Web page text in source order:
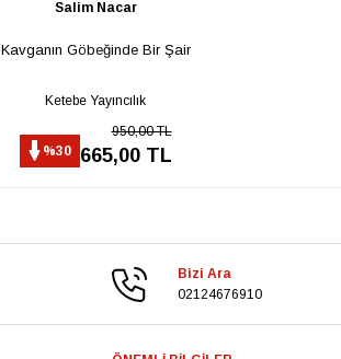
Salim Nacar
Kavganın Göbeğinde Bir Şair
Ketebe Yayıncılık
%30
950,00 TL
665,00 TL
Bizi Ara
02124676910